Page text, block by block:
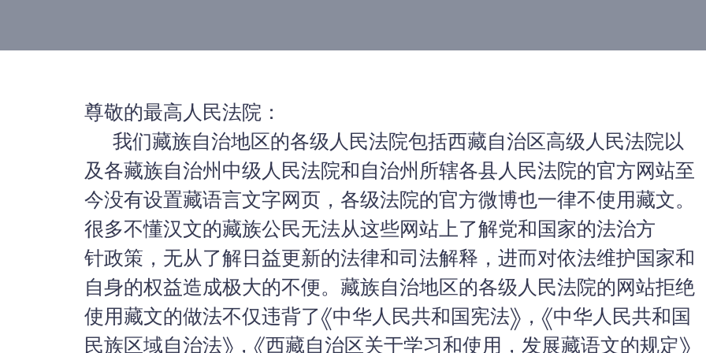
尊敬的最高人民法院：
我们藏族自治地区的各级人民法院包括西藏自治区高级人民法院以
及各藏族自治州中级人民法院和自治州所辖各县人民法院的官方网站至
今没有设置藏语言文字网页， 各级法院的官方微博也一律不使用藏文。
很多不懂汉文的藏族公民无法从这些网站上了解党和国家的法治方
针政策，无从了解日益更新的法律和司法解释， 进而对依法维护国家和
自身的权益造成极大的不便。 藏族自治地区的各级人民法院的网站拒绝
使用藏文的做法不仅违背了《中华人民共和国宪法》，《中华人民共和国